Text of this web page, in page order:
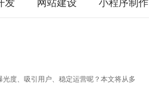
发 网站建设 小程序制作
度、吸引用户、稳定运营呢？本文将从多